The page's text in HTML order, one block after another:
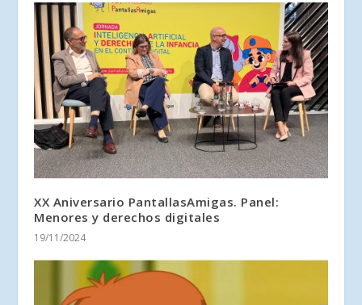
XX Aniversario PantallasAmigas. Panel:
Menores y derechos digitales
19/11/2024